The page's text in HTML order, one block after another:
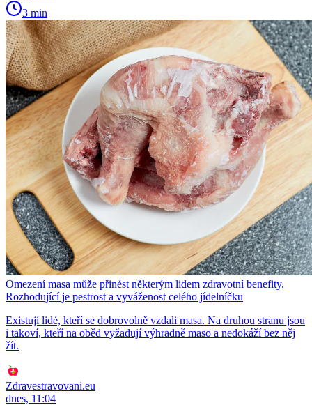
3 min
Omezení masa může přinést některým lidem zdravotní benefity.
Rozhodující je pestrost a vyváženost celého jídelníčku
Existují lidé, kteří se dobrovolně vzdali masa. Na druhou stranu jsou
i takoví, kteří na oběd vyžadují výhradně maso a nedokáží bez něj
žít.
Zdravestravovani.eu
dnes, 11:04